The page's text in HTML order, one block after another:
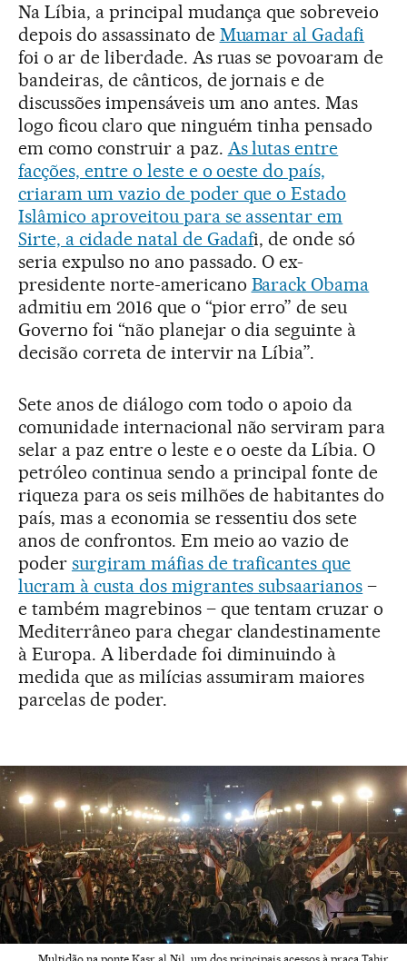
Na Líbia, a principal mudança que sobreveio
depois do assassinato de Muamar al Gadafi
foi o ar de liberdade. As ruas se povoaram de
bandeiras, de cânticos, de jornais e de
discussões impensáveis um ano antes. Mas
logo ficou claro que ninguém tinha pensado
em como construir a paz. As lutas entre
facções, entre o leste e o oeste do país,
criaram um vazio de poder que o Estado
Islâmico aproveitou para se assentar em
Sirte, a cidade natal de Gadafi, de onde só
seria expulso no ano passado. O ex-
presidente norte-americano Barack Obama
admitiu em 2016 que o “pior erro” de seu
Governo foi “não planejar o dia seguinte à
decisão correta de intervir na Líbia”.
Sete anos de diálogo com todo o apoio da
comunidade internacional não serviram para
selar a paz entre o leste e o oeste da Líbia. O
petróleo continua sendo a principal fonte de
riqueza para os seis milhões de habitantes do
país, mas a economia se ressentiu dos sete
anos de confrontos. Em meio ao vazio de
poder surgiram máfias de traficantes que
lucram à custa dos migrantes subsaarianos –
e também magrebinos – que tentam cruzar o
Mediterrâneo para chegar clandestinamente
à Europa. A liberdade foi diminuindo à
medida que as milícias assumiram maiores
parcelas de poder.